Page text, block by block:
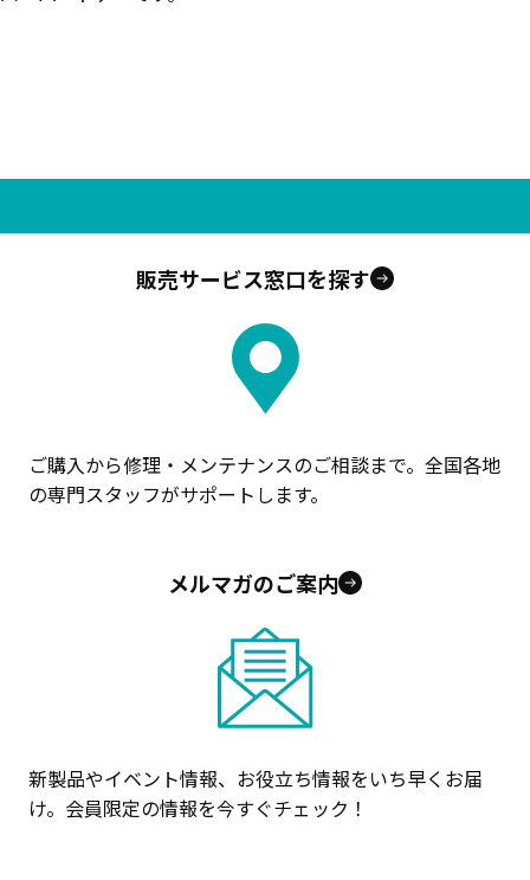
販売サービス窓口を探す
ご購入から修理・メンテナンスのご相談まで。全国各地
の専門スタッフがサポートします。
メルマガのご案内
新製品やイベント情報、お役立ち情報をいち早くお届
け。会員限定の情報を今すぐチェック！